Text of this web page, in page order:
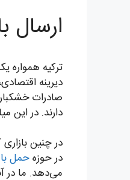
ارسال
ترکیه همواره
دیرینه
صادرات
دارند. در این
در چنین
در حوزهحمل
می‌دهد. ما در